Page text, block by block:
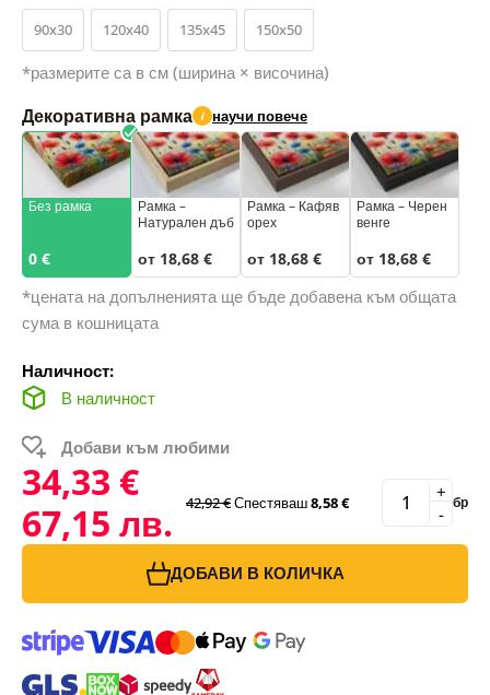
90x30 120x40 135x45 150x50
*размерите са в см (ширина × височина)
Декоративна рамка i научи повече
Без рамка
0 €
Рамка –
Натурален дъб
от 18,68 €
Рамка – Кафяв
орех
от 18,68 €
Рамка – Черен
венге
от 18,68 €
*цената на допълненията ще бъде добавена към общата
сума в кошницата
Наличност:
В наличност
Добави към любими
34,33 €
67,15 лв.
42,92 €Спестяваш8,58 € -
+ бр
ДОБАВИ В КОЛИЧКА